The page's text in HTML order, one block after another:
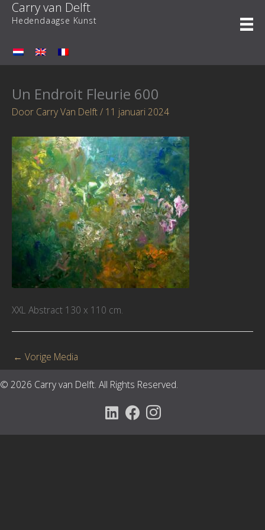
naar
inhoud
Carry van Delft
Hedendaagse Kunst
Un Endroit Fleurie 600
Door Carry Van Delft/ 11 januari 2024
XXL Abstract 130 x 110 cm.
← Vorige Media
© 2026 Carry van Delft. All Rights Reserved.